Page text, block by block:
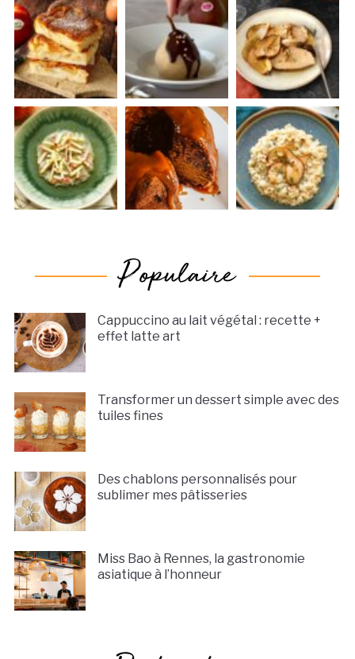
Cappuccino au lait végétal : recette +
effet latte art
Transformer un dessert simple avec des
tuiles fines
Des chablons personnalisés pour
sublimer mes pâtisseries
Miss Bao à Rennes, la gastronomie
asiatique à l’honneur